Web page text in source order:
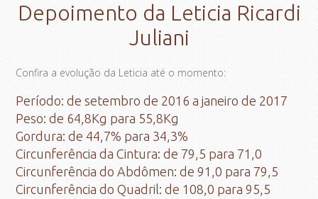
Depoimento da Leticia Ricardi
Juliani
Confira a evolução da Leticia até o momento:
Período: de setembro de 2016 a janeiro de 2017
Peso: de 64,8Kg para 55,8Kg
Gordura: de 44,7% para 34,3%
Circunferência da Cintura: de 79,5 para 71,0
Circunferência do Abdômen: de 91,0 para 79,5
Circunferência do Quadril: de 108,0 para 95,5